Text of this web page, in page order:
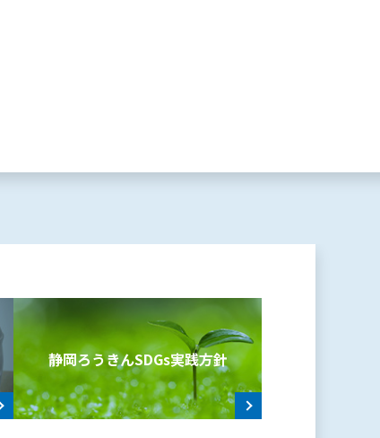
静岡ろうきんSDGs実践方針